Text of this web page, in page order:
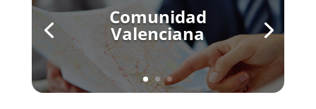
Comunidad
Valenciana